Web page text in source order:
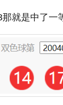
就是中了一